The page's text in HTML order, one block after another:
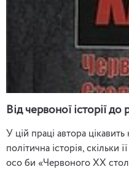
Від червоної історії
У цій праці автора цікавить
політична історія, скільки
осо би «Червоного ХХ